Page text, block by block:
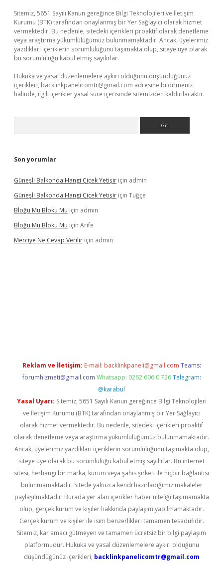
Sitemiz, 5651 Sayılı Kanun gereğince Bilgi Teknolojileri ve İletişim
Kurumu (BTK) tarafından onaylanmış bir Yer Sağlayıcı olarak hizmet
vermektedir. Bu nedenle, sitedeki içerikleri proaktif olarak denetleme
veya araştırma yükümlülüğümüz bulunmamaktadır. Ancak, üyelerimiz
yazdıkları içeriklerin sorumluluğunu taşımakta olup, siteye üye olarak
bu sorumluluğu kabul etmiş sayılırlar.
Hukuka ve yasal düzenlemelere aykırı olduğunu düşündüğünüz
içerikleri, backlinkpanelicomtr@gmail.com adresine bildirmeniz
halinde, ilgili içerikler yasal süre içerisinde sitemizden kaldırılacaktır.
Son yorumlar
Güneşli Balkonda Hangi Çiçek Yetişir için admin
Güneşli Balkonda Hangi Çiçek Yetişir için Tuğçe
Bloğu Mu Bloku Mu için admin
Bloğu Mu Bloku Mu için Arife
Merciye Ne Cevap Verilir için admin
Reklam ve İletişim: E-mail: backlinkpaneli@gmail.com Teams:
forumhizmeti@gmail.com Whatsapp: 0262 606 0 726 Telegram:
@karabul
Yasal Uyarı: Sitemiz, 5651 Sayılı Kanun gereğince Bilgi Teknolojileri
ve İletişim Kurumu (BTK) tarafından onaylanmış bir Yer Sağlayıcı
olarak hizmet vermektedir. Bu nedenle, sitedeki içerikleri proaktif
olarak denetleme veya araştırma yükümlülüğümüz bulunmamaktadır.
Ancak, üyelerimiz yazdıkları içeriklerin sorumluluğunu taşımakta olup,
siteye üye olarak bu sorumluluğu kabul etmiş sayılırlar. Bu internet
sitesi, herhangi bir marka, kurum veya şahıs şirketi ile hiçbir bağlantısı
bulunmamaktadır. Sitede yalnızca kendi hazırladığımız makaleler
paylaşılmaktadır. Burada yer alan içerikler haber niteliği taşımamakta
olup, gerçek kurum ve kişiler hakkında paylaşım yapılmamaktadır.
Gerçek kurum ve kişiler ile isim benzerlikleri tamamen tesadüfidir.
Sitemiz, kar amacı gütmeyen ve tamamen ücretsiz bir bilgi paylaşım
platformudur. Hukuka ve yasal düzenlemelere aykırı olduğunu
düşündüğünüz içerikleri, backlinkpanelicomtr@gmail.com